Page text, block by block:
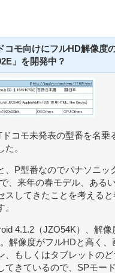
コモ向けにフルHD解像度
」を開発中？
ドコモ未発表の型番を名乗
。
、P型番なのでパナソニッ
、来年の春モデル、ある
スしてきたことを考える
4.1.2（JZO54K）、解像
解像度がフルHDと高く
、もしくはタブレットの
てきているので、SPモー